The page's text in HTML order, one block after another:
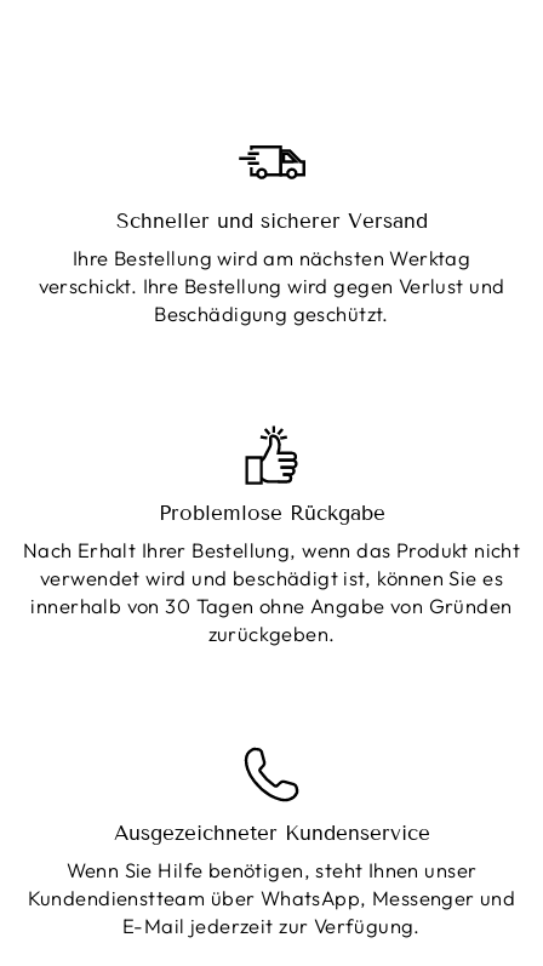
Schneller und sicherer Versand
Ihre Bestellung wird am nächsten Werktag
verschickt. Ihre Bestellung wird gegen Verlust und
Beschädigung geschützt.
Problemlose Rückgabe
Nach Erhalt Ihrer Bestellung, wenn das Produkt nicht
verwendet wird und beschädigt ist, können Sie es
innerhalb von 30 Tagen ohne Angabe von Gründen
zurückgeben.
Ausgezeichneter Kundenservice
Wenn Sie Hilfe benötigen, steht Ihnen unser
Kundendienstteam über WhatsApp, Messenger und
E-Mail jederzeit zur Verfügung.